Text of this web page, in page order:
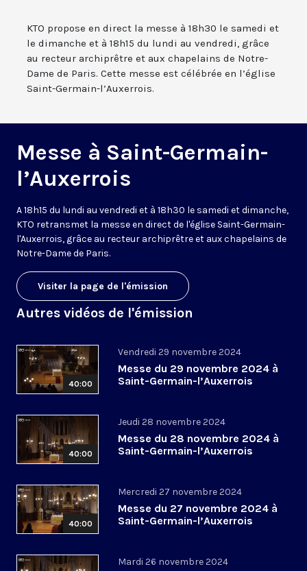
KTO propose en direct la messe à 18h30 le samedi et
le dimanche et à 18h15 du lundi au vendredi, grâce
au recteur archiprêtre et aux chapelains de Notre-
Dame de Paris. Cette messe est célébrée en l’église
Saint-Germain-l’Auxerrois.
Messe à Saint-Germain-
l’Auxerrois
A 18h15 du lundi au vendredi et à 18h30 le samedi et dimanche,
KTO retransmet la messe en direct de l'église Saint-Germain-
l'Auxerrois, grâce au recteur archiprêtre et aux chapelains de
Notre-Dame de Paris.
Visiter la page de l'émission
Autres vidéos de l'émission
40:00
Vendredi 29 novembre 2024
Messe du 29 novembre 2024 à
Saint-Germain-l’Auxerrois
40:00
Jeudi 28 novembre 2024
Messe du 28 novembre 2024 à
Saint-Germain-l’Auxerrois
40:00
Mercredi 27 novembre 2024
Messe du 27 novembre 2024 à
Saint-Germain-l’Auxerrois
Mardi 26 novembre 2024